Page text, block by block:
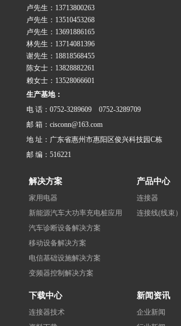
卢先生：13713800263
卢先生：13510453268
卢先生：13691886165
林先生：13714081396
谢先生：18818568455
陈女士：13828882261
赖女士：13528066601
生产基地：
电 话：0752-3289609 0752-3289709
邮 箱：cisconn@163.com
地 址：广东省惠州市惠阳区俊兴科技园C栋
邮 编：516221
解决方案
家用电器
新能源汽车大功率充电桩应用
汽车诊断设备解决方案
移动设备解决方案
电信基础设施解决方案
变频器控制解决方案
产品中心
连接器
连接线(线束）
下载中心
连接器技术
新闻资讯
企业新闻